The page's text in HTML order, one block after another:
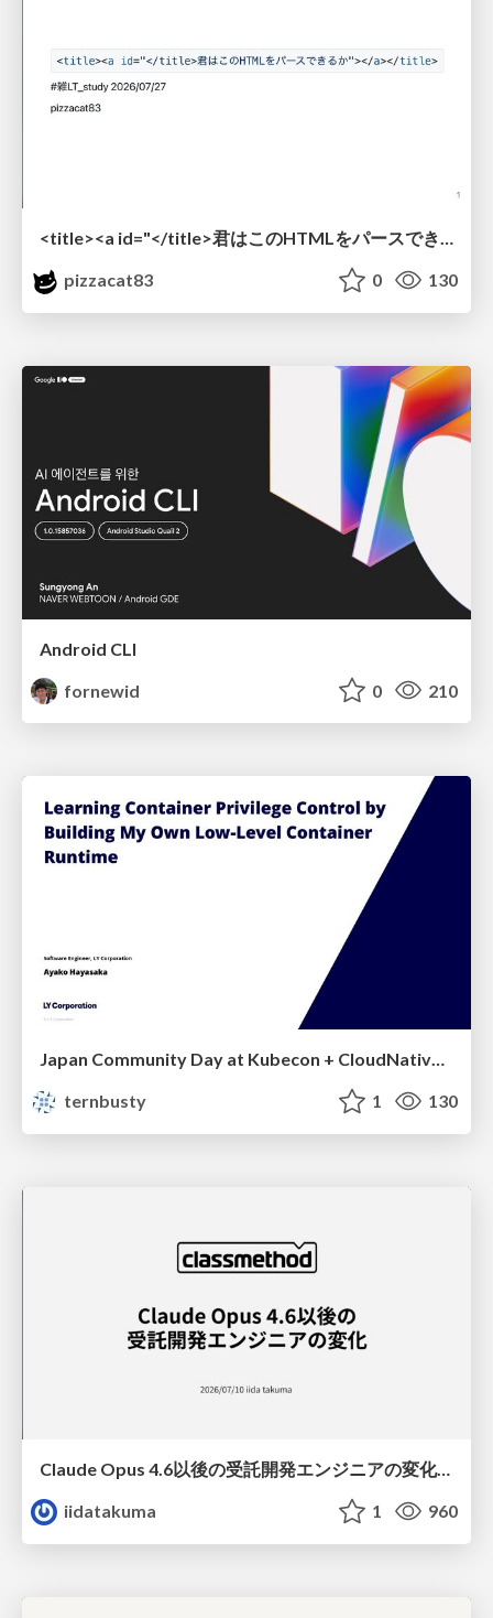
<title><a id="</title>君はこのHTMLをパースできるか"></a></title> #雑LT_study
pizzacat83
0 130
Android CLI
fornewid
0 210
Japan Community Day at Kubecon + CloudNativeCon Japan 2026: Learning Container Privilege Control by Building My Own Low-Level Container Runtime
ternbusty
1 130
Claude Opus 4.6以後の受託開発エンジニアの変化(Claude Code開発ノウハウ大公開スペシャルbyクラスメソッド)
iidatakuma
1 960